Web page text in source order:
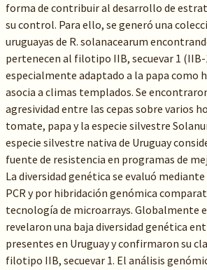
forma de contribuir al desarrollo de
su control. Para ello, se generó una
uruguayas de R. solanacearum
pertenecen al filotipo IIB, secuevar 1
especialmente adaptado a la papa como
asocia a climas templados. Se
agresividad entre las cepas sobre varios
tomate, papa y la especie silvestre
especie silvestre nativa de Uruguay
fuente de resistencia en programas de
La diversidad genética se evaluó
PCR y por hibridación genómica
tecnología de microarrays. Globalmente
revelaron una baja diversidad genética
presentes en Uruguay y confirmaron su
filotipo IIB, secuevar 1. El análisis